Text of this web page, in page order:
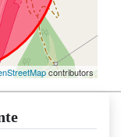
contributors